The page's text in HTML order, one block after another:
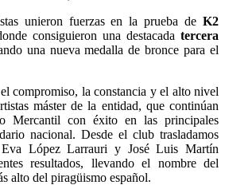
unieron fuerzas en la prueba de K2
consiguieron una destacada tercera
una nueva medalla de bronce para el
compromiso, la constancia y el alto nivel
máster de la entidad, que continúan
Mercantil con éxito en las principales
nacional. Desde el club trasladamos
Eva López Larrauri y José Luis Martín
resultados, llevando el nombre del
alto del piragüismo español.